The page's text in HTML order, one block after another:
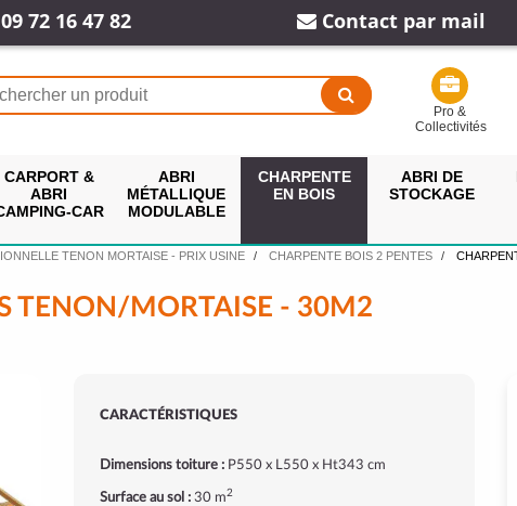
09 72 16 47 82 Contact par mail
Pro &
Collectivités
CARPORT &
ABRI
CAR
ABRI
MÉTALLIQUE
MODULABLE
CHARPENTE
EN BOIS
ABRI DE
STOCKAGE
TENON MORTAISE - PRIX USINE CHARPENTE BOIS 2 PENTES
TENON/MORTAISE - 30M2
CARACTÉRISTIQUES
Dimensions toiture :P550 x L550 x Ht343 cm
Surface au sol :30 m2